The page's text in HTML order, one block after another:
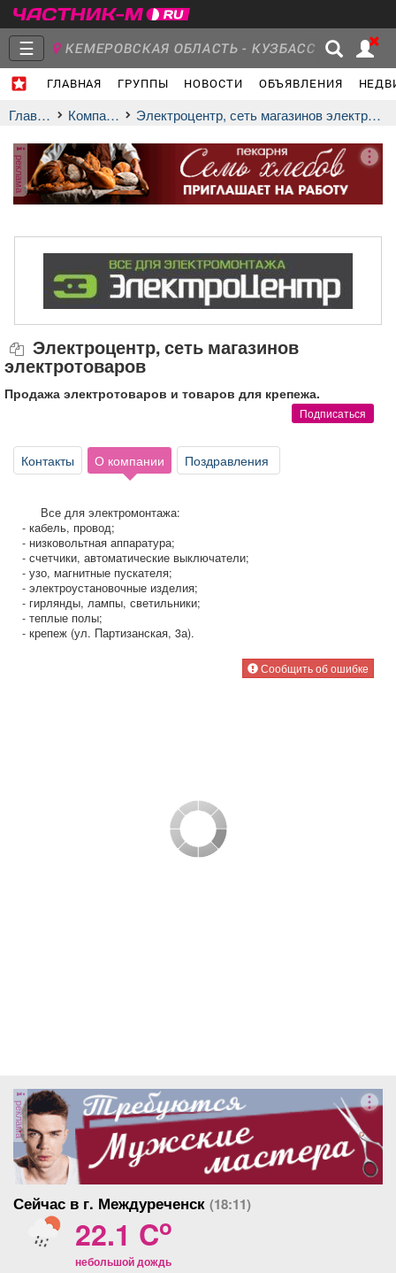
☰ КЕМЕРОВСКАЯ ОБЛАСТЬ - КУЗБАСС
МЕЖДУРЕЧЕНСК- Ваш город?
ГЛАВНАЯ ГРУППЫ НОВОСТИ ОБЪЯВЛЕНИЯ
Главная
Группы
Объявления Недвижимость Услуги
Работа Транспорт Компании
Проекты
Товары
ТВ программа Я - пенсионер
Главная Компании Электроцентр, сеть магазинов электротоваров
реклама
Электроцентр, сеть магазинов
электротоваров
Продажа электротоваров и товаров для крепежа.
Подписаться
Контакты О компании Поздравления
Все для электромонтажа:
- кабель, провод;
- низковольтная аппаратура;
- счетчики, автоматические выключатели;
- узо, магнитные пускателя;
- электроустановочные изделия;
- гирлянды, лампы, светильники;
- теплые полы;
- крепеж (ул. Партизанская, 3а).
Сообщить об ошибке
реклама
Сейчас в г. Междуреченск (18:11)
22.1 Co
небольшой дождь